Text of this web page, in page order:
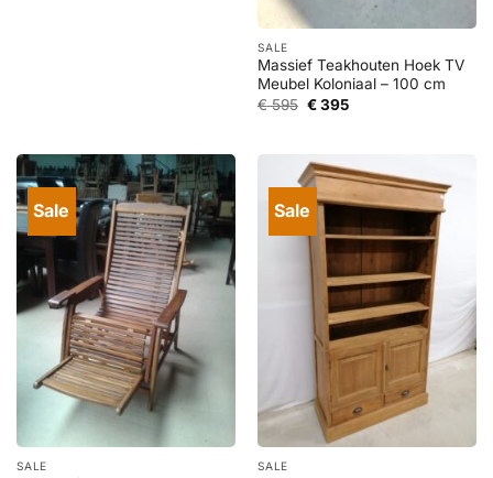
SALE
Massief Teakhouten Hoek TV
Meubel Koloniaal – 100 cm
€595 Oorspronkelijke
€395Huidige
Sale
SALE
Sale
SALE